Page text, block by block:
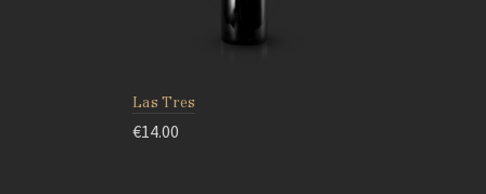
Las Tres
€14.00